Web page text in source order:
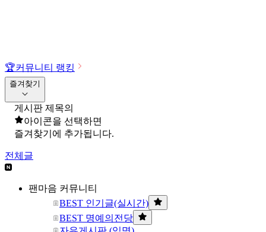
🏆커뮤니티 랭킹
즐겨찾기
게시판 제목의
아이콘을 선택하면
즐겨찾기에 추가됩니다.
전체글
팬마음 커뮤니티
BEST 인기글(실시간)
BEST 명예의전당